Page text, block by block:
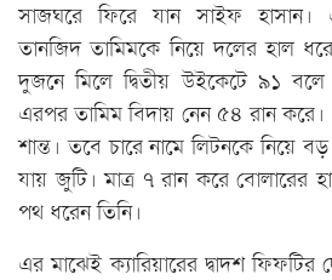
সাজঘরে ফিরে যান সাইফ
তানজিদ তামিমকে নিয়ে দলের হাল
দুজনে মিলে দ্বিতীয় উইকেটে ৯১
এরপর তামিম বিদায় নেন ৫৪ রান
শান্ত। তবে চারে নামে লিটনকে নিয়ে
যায় জুটি। মাত্র ৭ রান করে বোলারের
পথ ধরেন তিনি।
এর মাঝেই ক্যারিয়ারের দ্বাদশ